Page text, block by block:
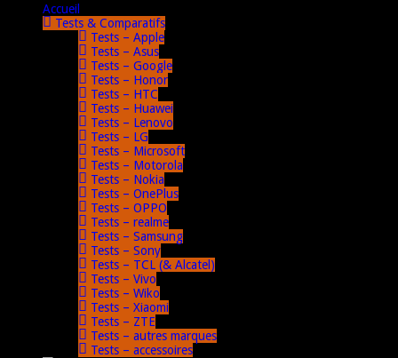
Accueil
Tests & Comparatifs
Tests – Apple
Tests – Asus
Tests – Google
Tests – Honor
Tests – HTC
Tests – Huawei
Tests – Lenovo
Tests – LG
Tests – Microsoft
Tests – Motorola
Tests – Nokia
Tests – OnePlus
Tests – OPPO
Tests – realme
Tests – Samsung
Tests – Sony
Tests – TCL (& Alcatel)
Tests – Vivo
Tests – Wiko
Tests – Xiaomi
Tests – ZTE
Tests – autres marques
Tests – accessoires